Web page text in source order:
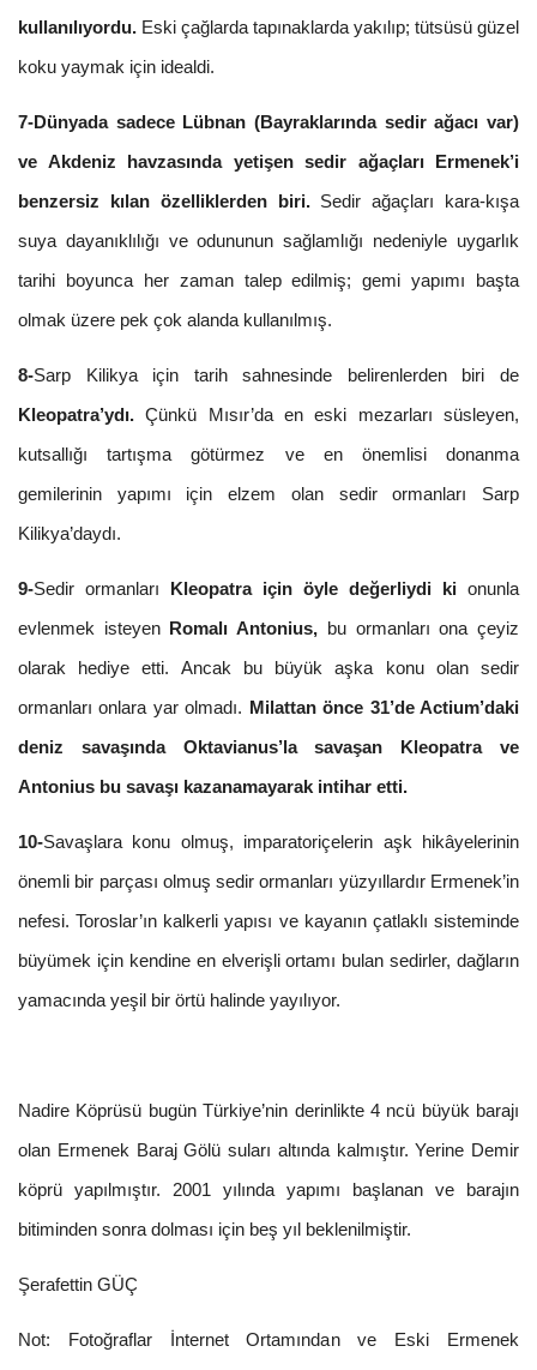
kullanılıyordu. Eski çağlarda tapınaklarda yakılıp; tütsüsü güzel
koku yaymak için idealdi.
7-Dünyada sadece Lübnan (Bayraklarında sedir ağacı var)
ve Akdeniz havzasında yetişen sedir ağaçları Ermenek’i
benzersiz kılan özelliklerden biri.Sedir ağaçları kara-kışa
suya dayanıklılığı ve odununun sağlamlığı nedeniyle uygarlık
tarihi boyunca her zaman talep edilmiş; gemi yapımı başta
olmak üzere pek çok alanda kullanılmış.
8-Sarp Kilikya için tarih sahnesinde belirenlerden biri de
Kleopatra’ydı. Çünkü Mısır’da en eski mezarları süsleyen,
kutsallığı tartışma götürmez ve en önemlisi donanma
gemilerinin yapımı için elzem olan sedir ormanları Sarp
Kilikya’daydı.
9-Sedir ormanları Kleopatra için öyle değerliydi ki onunla
evlenmek isteyen Romalı Antonius, bu ormanları ona çeyiz
olarak hediye etti. Ancak bu büyük aşka konu olan sedir
ormanları onlara yar olmadı. Milattan önce 31’de Actium’daki
deniz savaşında Oktavianus’la savaşan Kleopatra ve
Antonius bu savaşı kazanamayarak intihar etti.
10-Savaşlara konu olmuş, imparatoriçelerin aşk hikâyelerinin
önemli bir parçası olmuş sedir ormanları yüzyıllardır Ermenek’in
nefesi. Toroslar’ın kalkerli yapısı ve kayanın çatlaklı sisteminde
büyümek için kendine en elverişli ortamı bulan sedirler, dağların
yamacında yeşil bir örtü halinde yayılıyor.
Nadire Köprüsü bugün Türkiye’nin derinlikte 4 ncü büyük barajı
olan Ermenek Baraj Gölü suları altında kalmıştır. Yerine Demir
köprü yapılmıştır. 2001 yılında yapımı başlanan ve barajın
bitiminden sonra dolması için beş yıl beklenilmiştir.
Şerafettin GÜÇ
Not: Fotoğraflar İnternet Ortamından ve Eski Ermenek